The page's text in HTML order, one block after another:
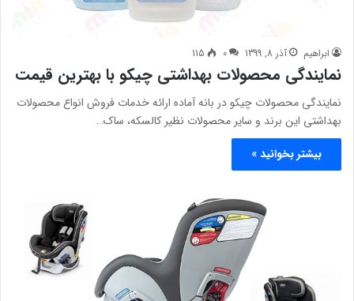
ابراهیم آذر 8, 1399 0
115
نمایندگی محصولات بهداشتی چیکو با بهترین قیمت
نمایندگی محصولات چیکو در بانه آماده ارائه خدمات فروش انواع محصولات
بهداشتی این برند و سایر محصولات نظیر کالسکه، ساک…
بیشتر بخوانید »